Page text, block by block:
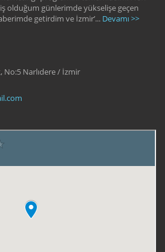
olduğum günlerimde yükselişe geçen
getirdim ve İzmir’... Devamı >>
No:5 Narlıdere / İzmir